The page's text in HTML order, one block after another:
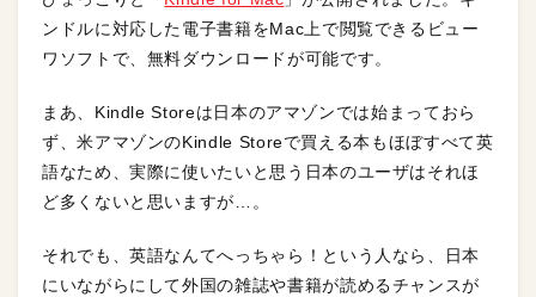
ンドルに対応した電子書籍をMac上で閲覧できるビュー
ワソフトで、無料ダウンロードが可能です。
まあ、Kindle Storeは日本のアマゾンでは始まっておら
ず、米アマゾンのKindle Storeで買える本もほぼすべて英
語なため、実際に使いたいと思う日本のユーザはそれほ
ど多くないと思いますが…。
それでも、英語なんてへっちゃら！という人なら、日本
にいながらにして外国の雑誌や書籍が読めるチャンスが